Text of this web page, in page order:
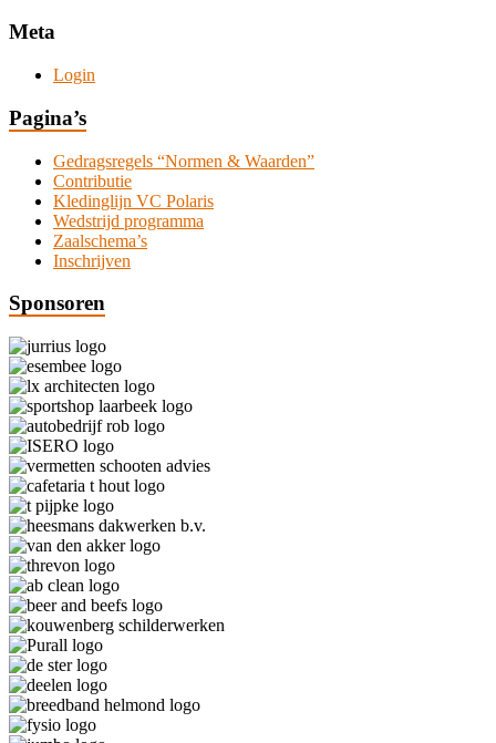
Meta
Login
Pagina’s
Gedragsregels “Normen & Waarden”
Contributie
Kledinglijn VC Polaris
Wedstrijd programma
Zaalschema’s
Inschrijven
Sponsoren